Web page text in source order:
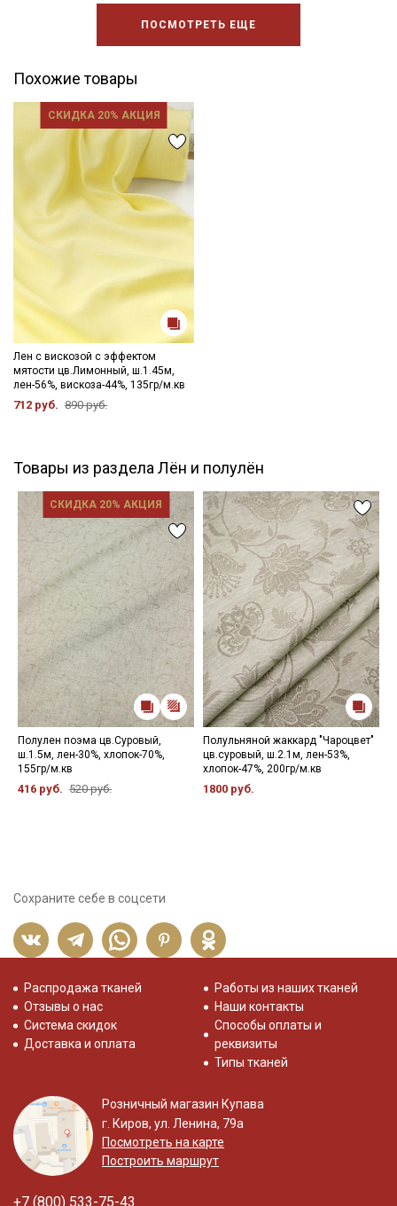
ПОСМОТРЕТЬ ЕЩЕ
Похожие товары
СКИДКА 20% АКЦИЯ
Лен с вискозой с эффектом
мятости цв.Лимонный, ш.1.45м,
лен-56%, вискоза-44%, 135гр/м.кв
712 руб. 890 руб.
Товары из раздела Лён и полулён
СКИДКА 20% АКЦИЯ
Полулен поэма цв.Суровый,
ш.1.5м, лен-30%, хлопок-70%,
155гр/м.кв
416 руб. 520 руб.
Полульняной жаккард "Чароцвет"
цв.суровый, ш.2.1м, лен-53%,
хлопок-47%, 200гр/м.кв
1800 руб.
Сохраните себе в соцсети
Распродажа тканей
Отзывы о нас
Система скидок
Доставка и оплата
Работы из наших тканей
Наши контакты
Способы оплаты и
реквизиты
Типы тканей
Розничный магазин Купава
г. Киров, ул. Ленина, 79а
Посмотреть на карте
Построить маршрут
+7 (800) 533-75-43